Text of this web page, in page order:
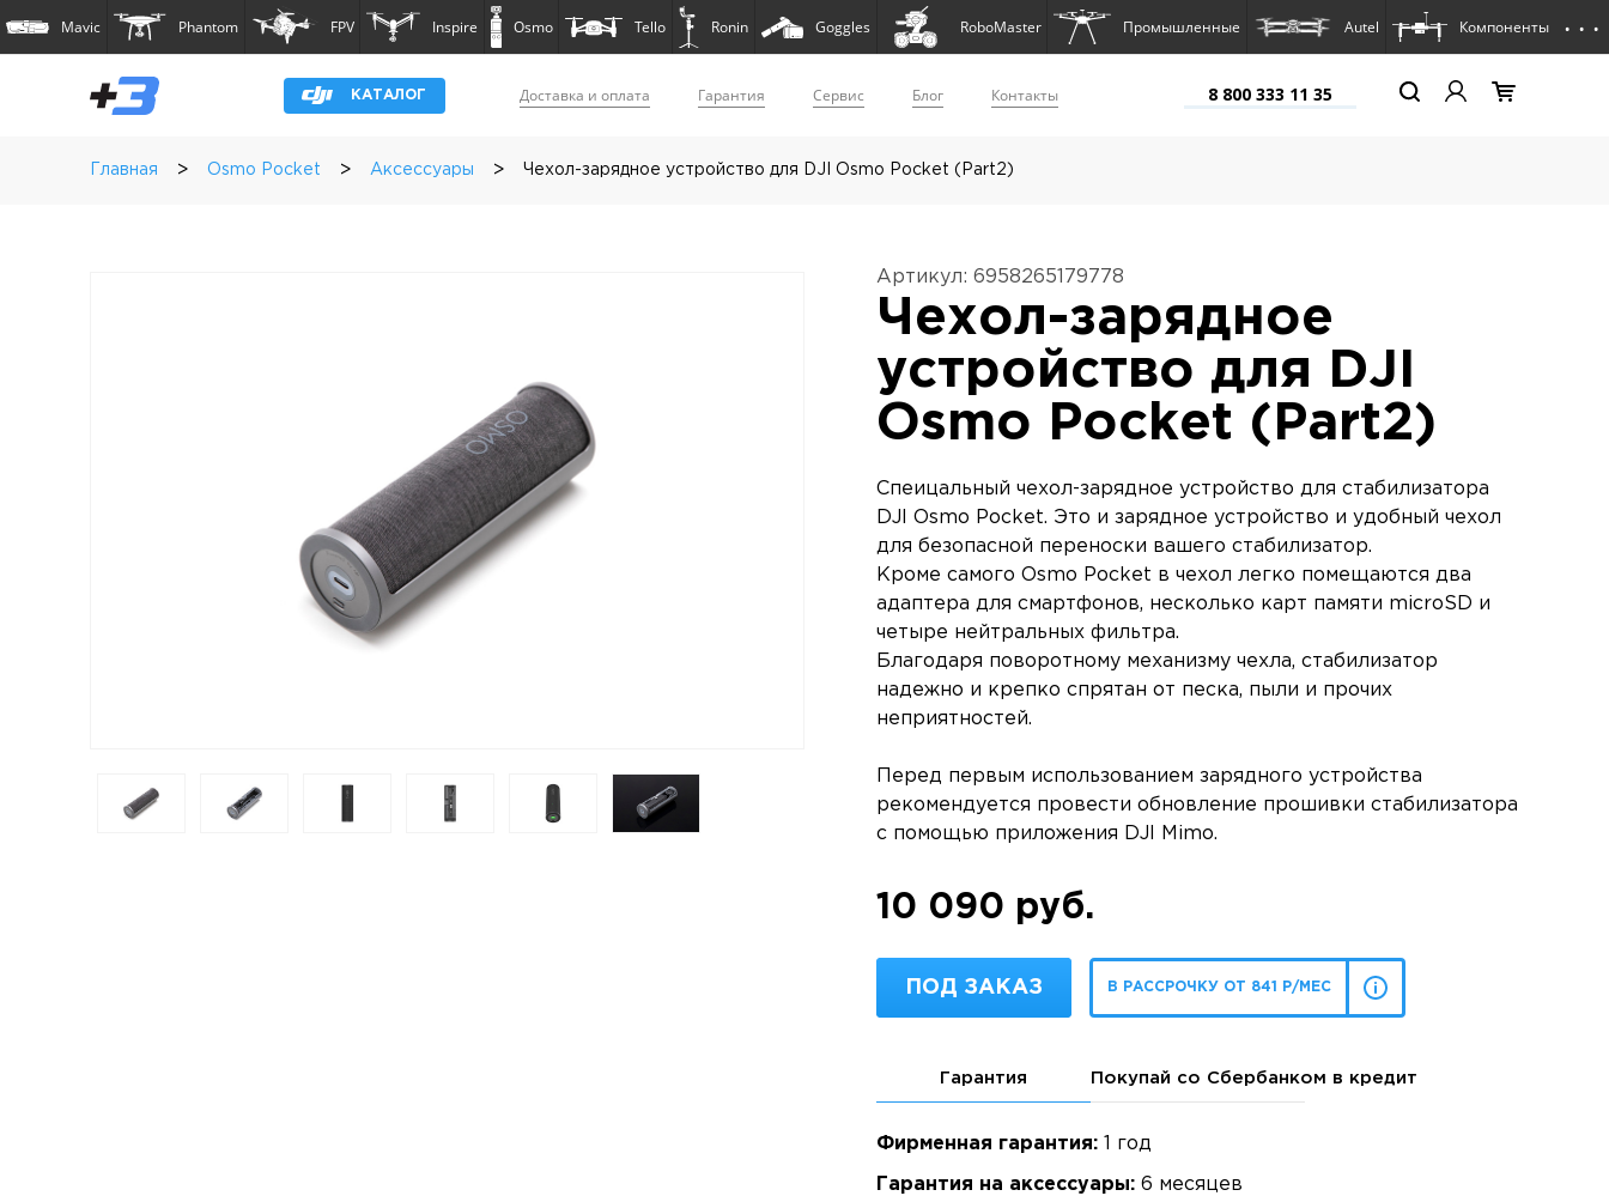
Mavic Phantom FPV Inspire Osmo Tello Ronin Goggles RoboMaster Промышленные Autel Компоненты . . .
КАТАЛОГ Доставка и оплата Гарантия Сервис Блог Контакты 8 800 333 11 35
Главная > Osmo Pocket > Аксессуары > Чехол-зарядное устройство для DJI Osmo Pocket (Part2)
Артикул: 6958265179778
Чехол-зарядное
устройство для DJI
Osmo Pocket (Part2)
Спеицальный чехол-зарядное устройство для стабилизатора
DJI Osmo Pocket. Это и зарядное устройство и удобный чехол
для безопасной переноски вашего стабилизатор.
Кроме самого Osmo Pocket в чехол легко помещаются два
адаптера для смартфонов, несколько карт памяти microSD и
четыре нейтральных фильтра.
Благодаря поворотному механизму чехла, стабилизатор
надежно и крепко спрятан от песка, пыли и прочих
неприятностей.
Перед первым использованием зарядного устройства
рекомендуется провести обновление прошивки стабилизатора
с помощью приложения DJI Mimo.
10 090 руб.
ПОД ЗАКАЗ В РАССРОЧКУ ОТ 841 Р/МЕС
Гарантия Покупай со Сбербанком в кредит
Фирменная гарантия:1 год
Гарантия на аксессуары:6 месяцев